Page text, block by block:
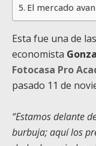
El mercado
Esta fue una de
economista
Fotocasa Pro
pasado 11 de
“Estamos delante
burbuja; aquí los